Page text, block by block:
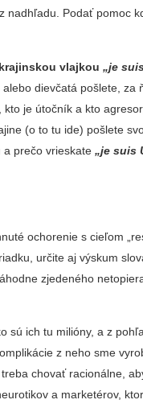
nadhľadu. Podať pomoc
vlajkou„je
dievčatá pošlete, za
je útočník a kto
(o to tu ide) pošlete
a prečo vrieskate„je suis
ochorenie s cieľom
určite aj výskum
zjedeného
sú ich tu milióny, a z
z neho sme
chovať racionálne,
a marketérov,